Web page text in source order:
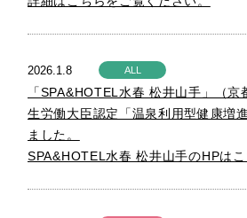
2026.1.8 ALL
「SPA&HOTEL水春 松井山手」（
生労働大臣認定「温泉利用型健康増
ました。
SPA&HOTEL水春 松井山手のHPは